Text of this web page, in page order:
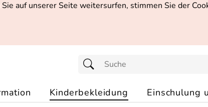
auf unserer Seite weitersurfen, stimmen Sie der
Kinderbekleidung Einschulung